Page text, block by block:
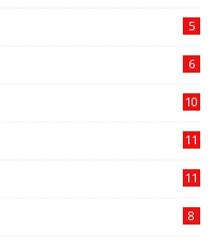
5
6
10
11
11
8